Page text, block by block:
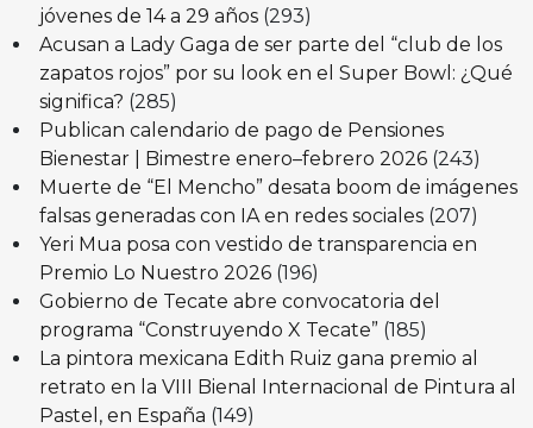
jóvenes de 14 a 29 años (293)
Acusan a Lady Gaga de ser parte del “club de los
zapatos rojos” por su look en el Super Bowl: ¿Qué
significa? (285)
Publican calendario de pago de Pensiones
Bienestar | Bimestre enero–febrero 2026 (243)
Muerte de “El Mencho” desata boom de imágenes
falsas generadas con IA en redes sociales (207)
Yeri Mua posa con vestido de transparencia en
Premio Lo Nuestro 2026 (196)
Gobierno de Tecate abre convocatoria del
programa “Construyendo X Tecate” (185)
La pintora mexicana Edith Ruiz gana premio al
retrato en la VIII Bienal Internacional de Pintura al
Pastel, en España (149)